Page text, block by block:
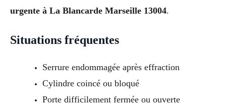
urgente à La Blancarde Marseille 13004.
Situations fréquentes
Serrure endommagée après effraction
Cylindre coincé ou bloqué
Porte difficilement fermée ou ouverte